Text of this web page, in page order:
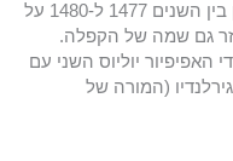
נבנתה בתוך הוותיקן בין השנים 1477 ל-1480 על
גם שמה של הקפלה.
האפיפיור יוליוס השני עם
(המורה של